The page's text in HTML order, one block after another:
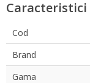
Caracteristici
Cod
Brand
Gama